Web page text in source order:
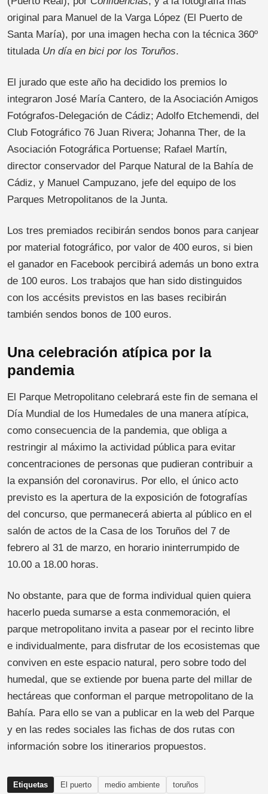
original para Manuel de la Varga López (El Puerto de
Santa María), por una imagen hecha con la técnica 360º
titulada Un día en bici por los Toruños.
El jurado que este año ha decidido los premios lo
integraron José María Cantero, de la Asociación Amigos
Fotógrafos-Delegación de Cádiz; Adolfo Etchemendi, del
Club Fotográfico 76 Juan Rivera; Johanna Ther, de la
Asociación Fotográfica Portuense; Rafael Martín,
director conservador del Parque Natural de la Bahía de
Cádiz, y Manuel Campuzano, jefe del equipo de los
Parques Metropolitanos de la Junta.
Los tres premiados recibirán sendos bonos para canjear
por material fotográfico, por valor de 400 euros, si bien
el ganador en Facebook percibirá además un bono extra
de 100 euros. Los trabajos que han sido distinguidos
con los accésits previstos en las bases recibirán
también sendos bonos de 100 euros.
Una celebración atípica por la
pandemia
El Parque Metropolitano celebrará este fin de semana el
Día Mundial de los Humedales de una manera atípica,
como consecuencia de la pandemia, que obliga a
restringir al máximo la actividad pública para evitar
concentraciones de personas que pudieran contribuir a
la expansión del coronavirus. Por ello, el único acto
previsto es la apertura de la exposición de fotografías
del concurso, que permanecerá abierta al público en el
salón de actos de la Casa de los Toruños del 7 de
febrero al 31 de marzo, en horario ininterrumpido de
10.00 a 18.00 horas.
No obstante, para que de forma individual quien quiera
hacerlo pueda sumarse a esta conmemoración, el
parque metropolitano invita a pasear por el recinto libre
e individualmente, para disfrutar de los ecosistemas que
conviven en este espacio natural, pero sobre todo del
humedal, que se extiende por buena parte del millar de
hectáreas que conforman el parque metropolitano de la
Bahía. Para ello se van a publicar en la web del Parque
y en las redes sociales las fichas de dos rutas con
información sobre los itinerarios propuestos.
Etiquetas El puerto medio ambiente toruños